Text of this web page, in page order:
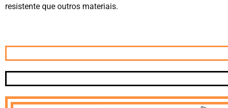
resistente que outros materiais.